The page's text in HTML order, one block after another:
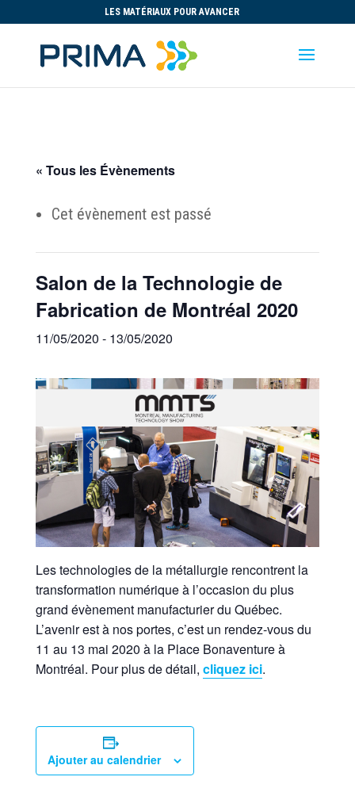
LES MATÉRIAUX POUR AVANCER
« Tous les Évènements
Cet évènement est passé
Salon de la Technologie de
Fabrication de Montréal 2020
11/05/2020 - 13/05/2020
Les technologies de la métallurgie rencontrent la
transformation numérique à l’occasion du plus
grand évènement manufacturier du Québec.
L’avenir est à nos portes, c’est un rendez-vous du
11 au 13 mai 2020 à la Place Bonaventure à
Montréal. Pour plus de détail, cliquez ici.
Ajouter au calendrier